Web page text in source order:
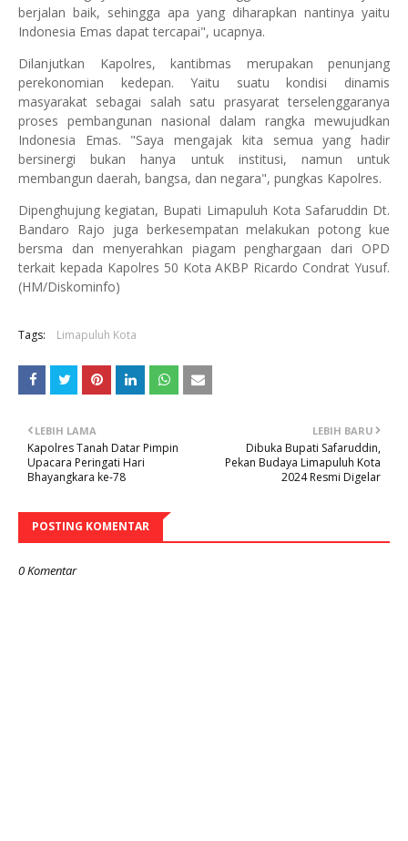
berjalan baik, sehingga apa yang diharapkan nantinya yaitu
Indonesia Emas dapat tercapai", ucapnya.
Dilanjutkan Kapolres, kantibmas merupakan penunjang
perekonomian kedepan. Yaitu suatu kondisi dinamis
masyarakat sebagai salah satu prasyarat terselenggaranya
proses pembangunan nasional dalam rangka mewujudkan
Indonesia Emas. "Saya mengajak kita semua yang hadir
bersinergi bukan hanya untuk institusi, namun untuk
membangun daerah, bangsa, dan negara", pungkas Kapolres.
Dipenghujung kegiatan, Bupati Limapuluh Kota Safaruddin Dt.
Bandaro Rajo juga berkesempatan melakukan potong kue
bersma dan menyerahkan piagam penghargaan dari OPD
terkait kepada Kapolres 50 Kota AKBP Ricardo Condrat Yusuf.
(HM/Diskominfo)
Tags: Limapuluh Kota
LEBIH BARU
Dibuka Bupati Safaruddin,
Pekan Budaya Limapuluh Kota
2024 Resmi Digelar
LEBIH LAMA
Kapolres Tanah Datar Pimpin
Upacara Peringati Hari
Bhayangkara ke-78
POSTING KOMENTAR
0 Komentar